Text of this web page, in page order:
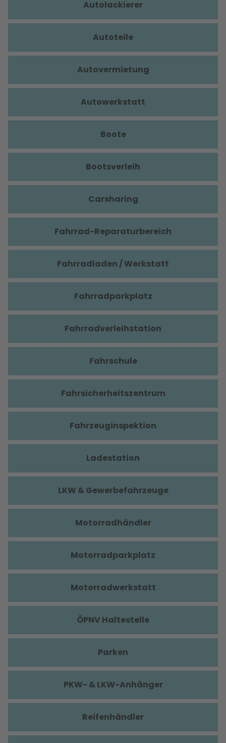
Autolackierer
Autoteile
Autovermietung
Autowerkstatt
Boote
Bootsverleih
Carsharing
Fahrrad-Reparaturbereich
Fahrradladen / Werkstatt
Fahrradparkplatz
Fahrradverleihstation
Fahrschule
Fahrsicherheitszentrum
Fahrzeuginspektion
Ladestation
LKW & Gewerbefahrzeuge
Motorradhändler
Motorradparkplatz
Motorradwerkstatt
ÖPNV Haltestelle
Parken
PKW- & LKW-Anhänger
Reifenhändler